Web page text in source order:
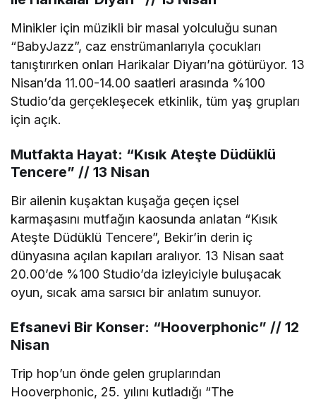
Minikler için müzikli bir masal yolculuğu sunan
“BabyJazz”, caz enstrümanlarıyla çocukları
tanıştırırken onları Harikalar Diyarı’na götürüyor. 13
Nisan’da 11.00-14.00 saatleri arasında %100
Studio’da gerçekleşecek etkinlik, tüm yaş grupları
için açık.
Mutfakta Hayat: “Kısık Ateşte Düdüklü
Tencere” // 13 Nisan
Bir ailenin kuşaktan kuşağa geçen içsel
karmaşasını mutfağın kaosunda anlatan “Kısık
Ateşte Düdüklü Tencere”, Bekir’in derin iç
dünyasına açılan kapıları aralıyor. 13 Nisan saat
20.00’de %100 Studio’da izleyiciyle buluşacak
oyun, sıcak ama sarsıcı bir anlatım sunuyor.
Efsanevi Bir Konser: “Hooverphonic” // 12
Nisan
Trip hop’un önde gelen gruplarından
Hooverphonic, 25. yılını kutladığı “The